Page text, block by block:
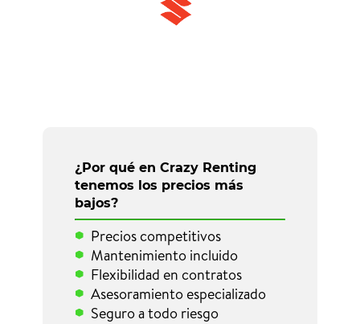
¿Por qué en Crazy Renting
tenemos los precios más
bajos?
Precios competitivos
Mantenimiento incluido
Flexibilidad en contratos
Asesoramiento especializado
Seguro a todo riesgo